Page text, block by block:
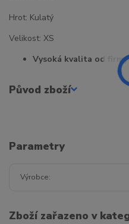
Hrot: Kulatý
Velikost: XS
Vysoká kvalita od firmy
Původ zboží
Parametry
Výrobce
Zboží zařazeno v